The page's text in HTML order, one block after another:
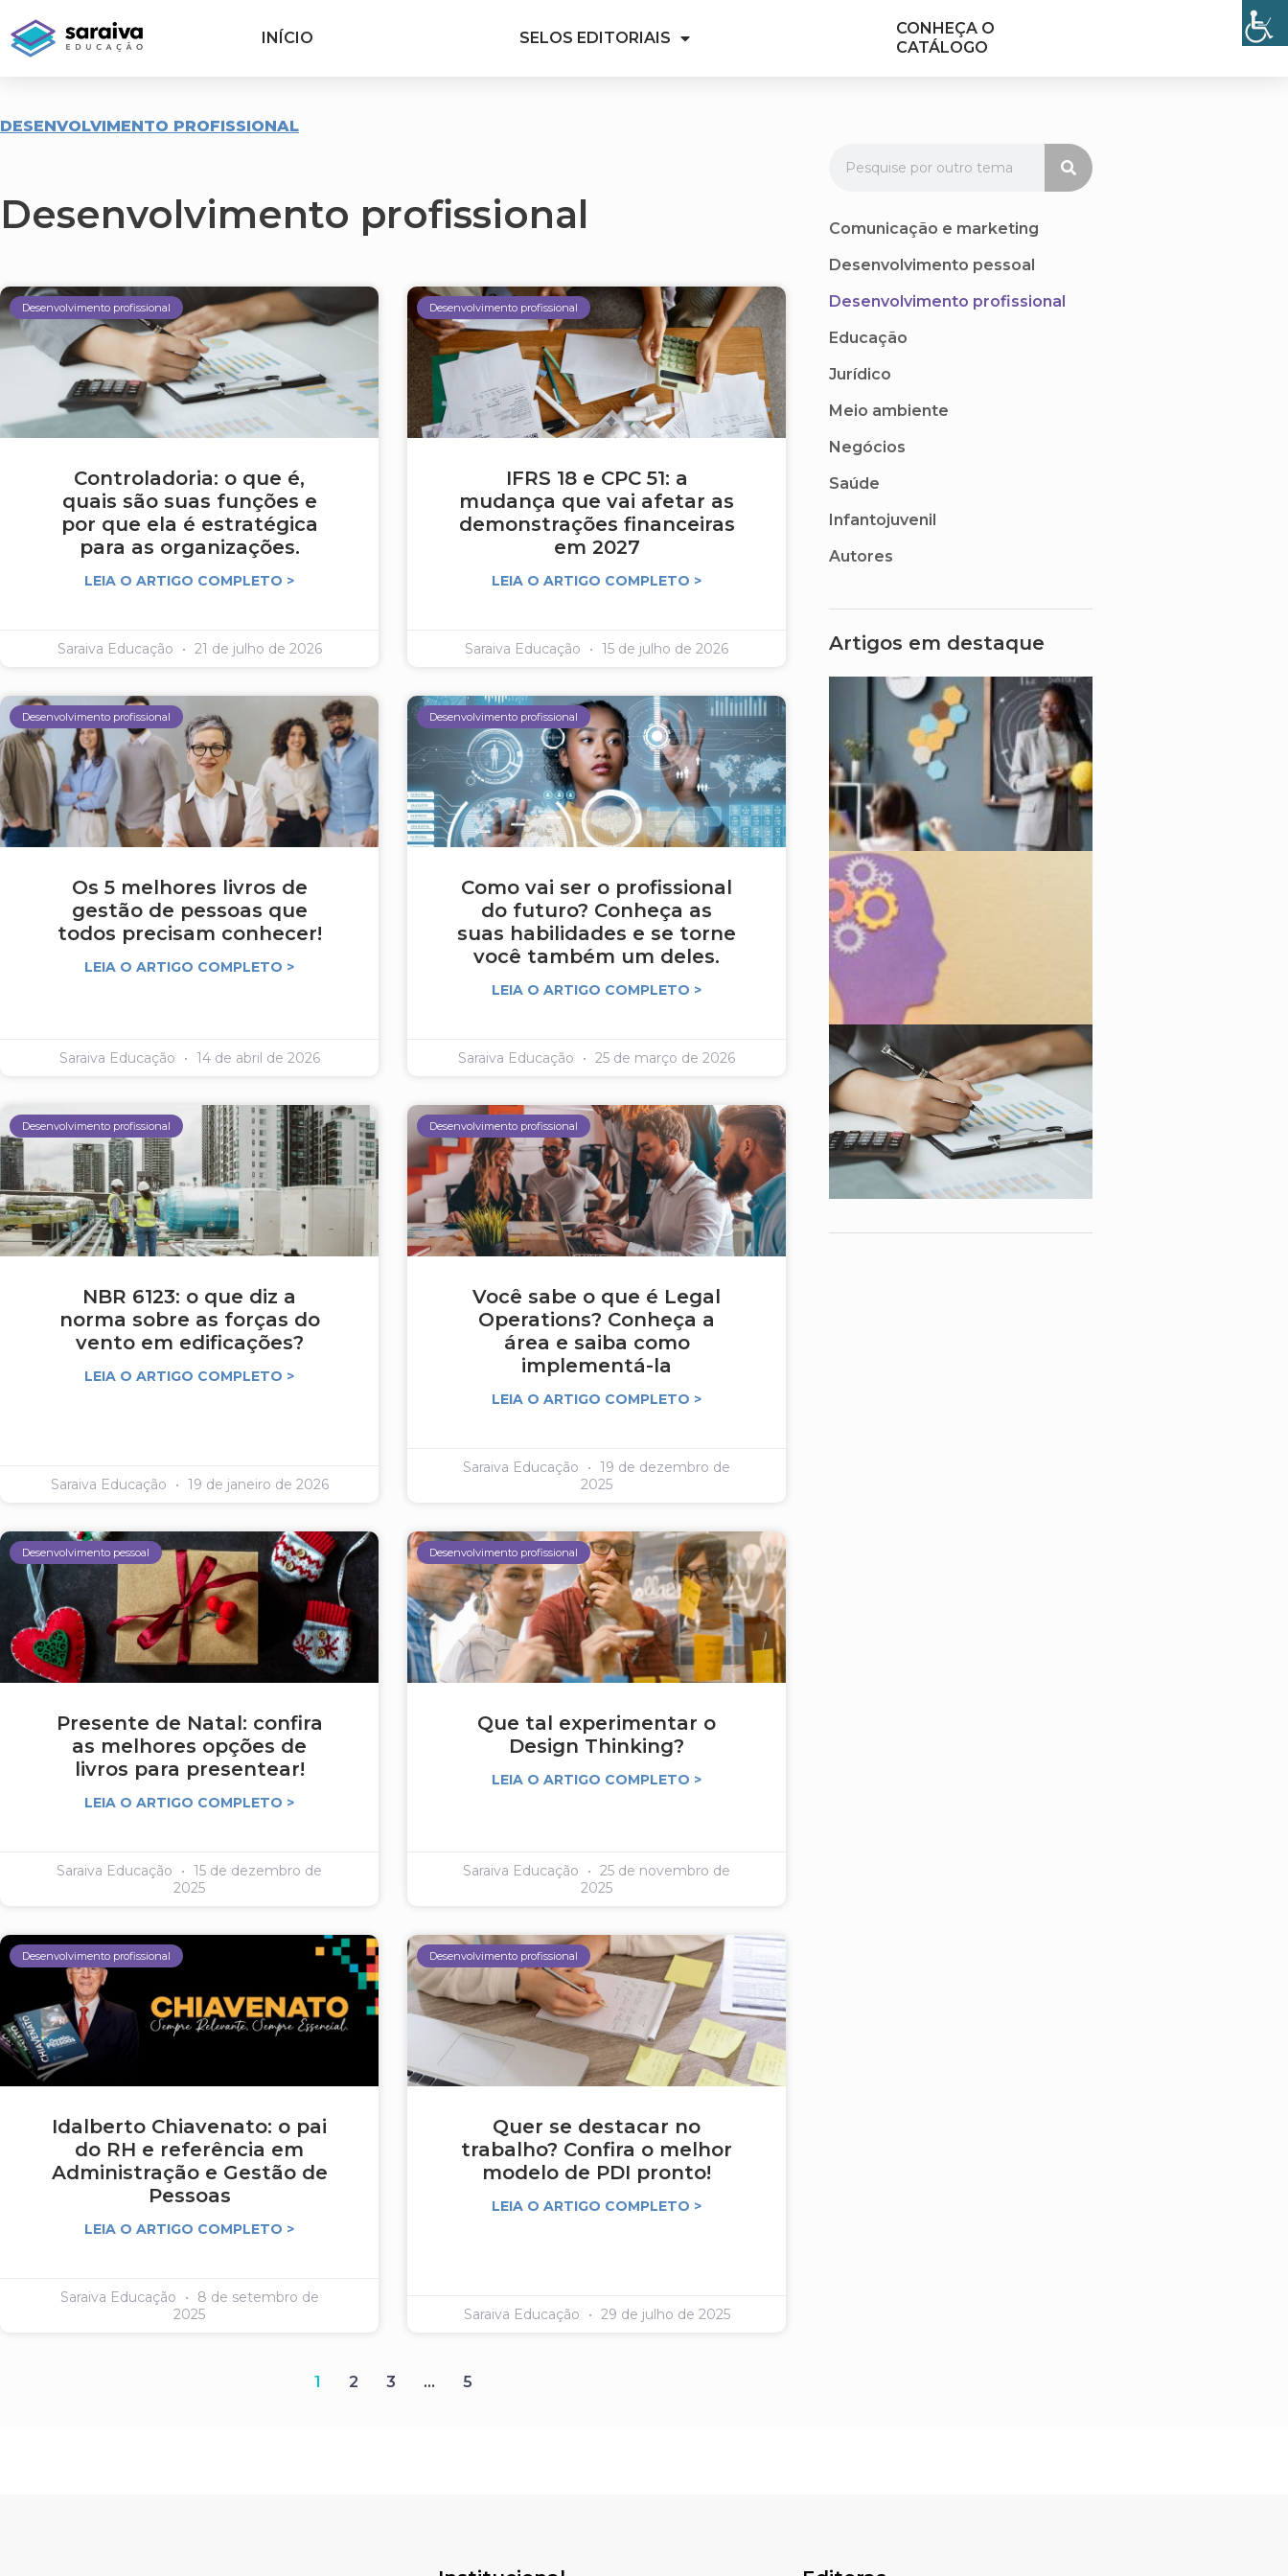
INÍCIO SELOS EDITORIAIS
CONHEÇA O
CATÁLOGO
DESENVOLVIMENTO PROFISSIONAL
Desenvolvimento profissional
Desenvolvimento profissional
Controladoria: o que é,
quais são suas funções e
por que ela é estratégica
para as organizações.
LEIA O ARTIGO COMPLETO >
Saraiva Educação 21 de julho de 2026
Desenvolvimento profissional
IFRS 18 e CPC 51: a
mudança que vai afetar as
demonstrações financeiras
em 2027
LEIA O ARTIGO COMPLETO >
Saraiva Educação 15 de julho de 2026
Desenvolvimento profissional
Os 5 melhores livros de
gestão de pessoas que
todos precisam conhecer!
LEIA O ARTIGO COMPLETO >
Saraiva Educação 14 de abril de 2026
Desenvolvimento profissional
Como vai ser o profissional
do futuro? Conheça as
suas habilidades e se torne
você também um deles.
LEIA O ARTIGO COMPLETO >
Saraiva Educação 25 de março de 2026
Desenvolvimento profissional
NBR 6123: o que diz a
norma sobre as forças do
vento em edificações?
LEIA O ARTIGO COMPLETO >
Saraiva Educação 19 de janeiro de 2026
Desenvolvimento profissional
Você sabe o que é Legal
Operations? Conheça a
área e saiba como
implementá-la
LEIA O ARTIGO COMPLETO >
Saraiva Educação
19 de dezembro de
2025
Desenvolvimento pessoal
Presente de Natal: confira
as melhores opções de
livros para presentear!
LEIA O ARTIGO COMPLETO >
Saraiva Educação
15 de dezembro de
2025
Desenvolvimento profissional
Que tal experimentar o
Design Thinking?
LEIA O ARTIGO COMPLETO >
Saraiva Educação
25 de novembro de
2025
Desenvolvimento profissional
Idalberto Chiavenato: o pai
do RH e referência em
Administração e Gestão de
Pessoas
LEIA O ARTIGO COMPLETO >
Saraiva Educação
8 de setembro de
2025
Desenvolvimento profissional
Quer se destacar no
trabalho? Confira o melhor
modelo de PDI pronto!
LEIA O ARTIGO COMPLETO >
Saraiva Educação 29 de julho de 2025
1 2 3 … 5
Comunicação e marketing
Desenvolvimento pessoal
Desenvolvimento profissional
Educação
Jurídico
Meio ambiente
Negócios
Saúde
Infantojuvenil
Autores
Artigos em destaque